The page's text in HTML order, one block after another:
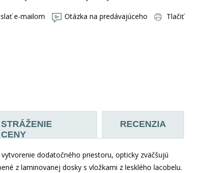
e-mailom Otázka na predávajúceho Tlačiť
STRÁŽENIE
CENY
RECENZIA
dodatočného priestoru, opticky zväčšujú
z laminovanej dosky s vložkami z lesklého lacobelu.